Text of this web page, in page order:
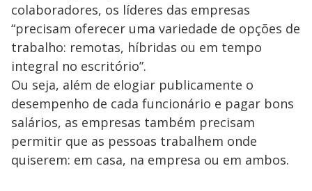
colaboradores, os líderes das empresas
“precisam oferecer uma variedade de opções de
trabalho: remotas, híbridas ou em tempo
integral no escritório”.
Ou seja, além de elogiar publicamente o
desempenho de cada funcionário e pagar bons
salários, as empresas também precisam
permitir que as pessoas trabalhem onde
quiserem: em casa, na empresa ou em ambos.